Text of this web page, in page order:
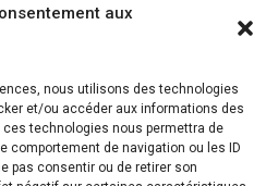
aux
nous utilisons des technologies
et/ou accéder aux informations des
technologies nous permettra de
comportement de navigation ou les ID
pas consentir ou de retirer son
dénonce le recours à
» sur des animaux
de l’incendie